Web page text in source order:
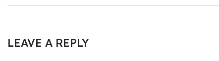
LEAVE A REPLY